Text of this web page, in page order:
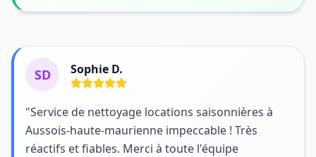
SD Sophie D.
"Service de nettoyage locations saisonnières à
Aussois-haute-maurienne impeccable ! Très
réactifs et fiables. Merci à toute l'équipe